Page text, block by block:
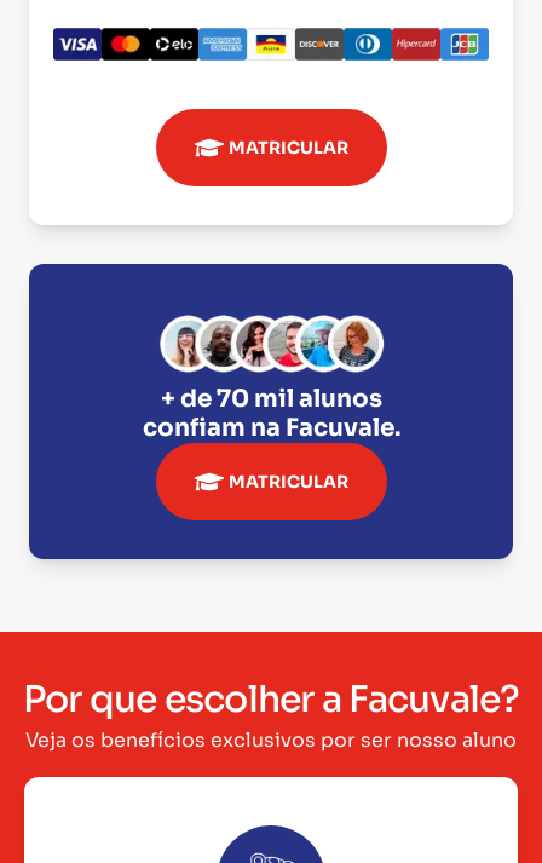
MATRICULAR
+ de 70 mil alunos
confiam na Facuvale.
MATRICULAR
Por que escolher a Facuvale?
Veja os benefícios exclusivos por ser nosso aluno